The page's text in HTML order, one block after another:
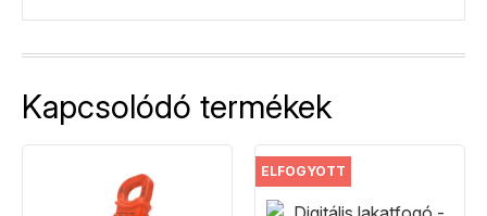
Kapcsolódó termékek
ELFOGYOTT